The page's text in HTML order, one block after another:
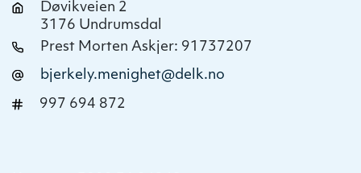
Døvikveien 2
3176 Undrumsdal
Prest Morten Askjer: 91737207
bjerkely.menighet@delk.no
997 694 872